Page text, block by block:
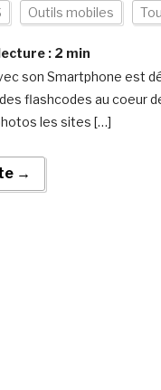
Outils mobiles
: 2 min
son Smartphone est
flashcodes au coeur
les sites […]
→